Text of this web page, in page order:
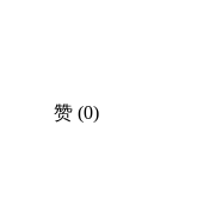
赞 (0)